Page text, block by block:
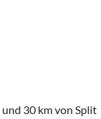
30 km von Split